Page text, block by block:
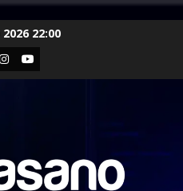
22:00
Instagram
Youtube